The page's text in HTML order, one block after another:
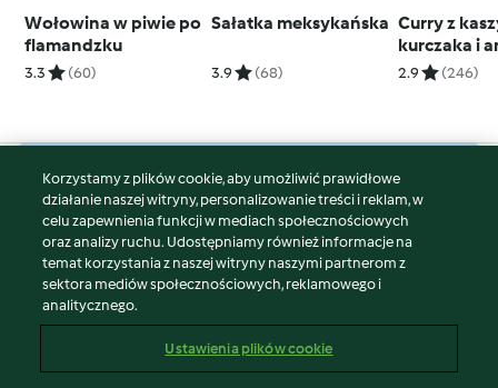
Wołowina w piwie po
flamandzku
3.3 (60)
Sałatka meksykańska
3.9 (68)
Curry z
kurczaka i
(bez
2.9 (246)
© Copyright 2026
Warunki korzystania
Polityka prywatności
Disclaimer
Znak wydawcy
Zgłoś treść
Korzystamy z plików cookie, aby umożliwić prawidłowe
działanie naszej witryny, personalizowanie treści i reklam, w
celu zapewnienia funkcji w mediach społecznościowych
oraz analizy ruchu. Udostępniamy również informacje na
temat korzystania z naszej witryny naszymi partnerom z
sektora mediów społecznościowych, reklamowego i
analitycznego.
Ustawienia plików cookie